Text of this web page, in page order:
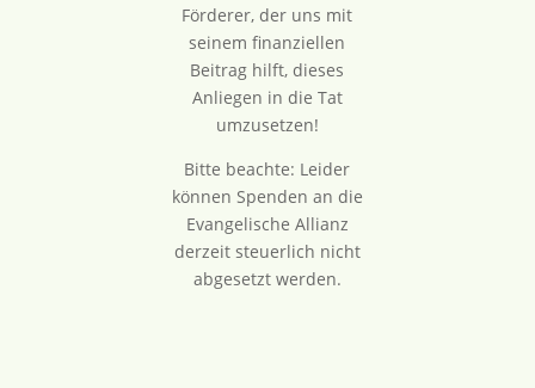
Förderer, der uns mit
seinem finanziellen
Beitrag hilft, dieses
Anliegen in die Tat
umzusetzen!
Bitte beachte: Leider
können Spenden an die
Evangelische Allianz
derzeit steuerlich nicht
abgesetzt werden.